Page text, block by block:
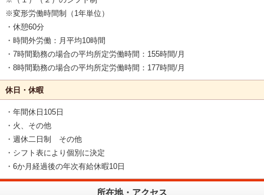
※変形労働時間制（1年単位）
・休憩60分
・時間外労働：月平均10時間
・7時間勤務の場合の平均所定労働時間：155時間/月
・8時間勤務の場合の平均所定労働時間：177時間/月
休日・休暇
・年間休日105日
・火、その他
・週休二日制 その他
・シフト表により個別に決定
・6か月経過後の年次有給休暇10日
所在地・アクセス